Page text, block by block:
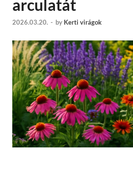
arculatát
2026.03.20. - by Kerti virágok